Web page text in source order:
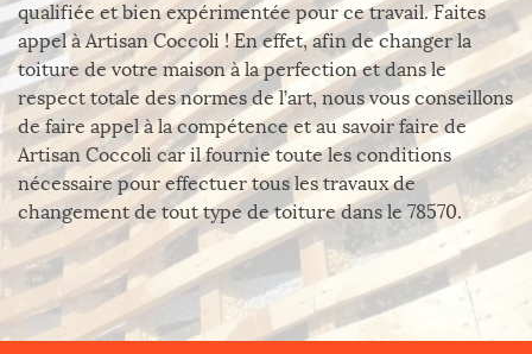
qualifiée et bien expérimentée pour ce travail. Faites
appel à Artisan Coccoli ! En effet, afin de changer la
toiture de votre maison à la perfection et dans le
respect totale des normes de l’art, nous vous conseillons
de faire appel à la compétence et au savoir faire de
Artisan Coccoli car il fournie toute les conditions
nécessaire pour effectuer tous les travaux de
changement de tout type de toiture dans le 78570.